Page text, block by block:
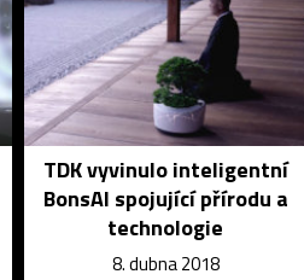
TDK vyvinulo inteligentní
BonsAI spojující přírodu a
technologie
8. dubna 2018